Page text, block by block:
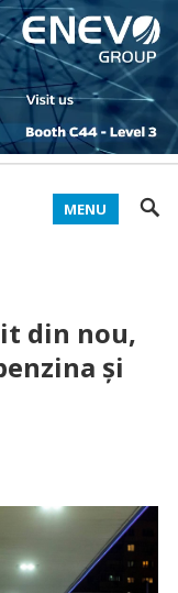
MENU
din nou,
și